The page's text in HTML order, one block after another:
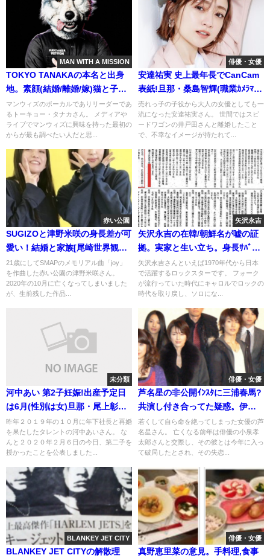
MAN WITH A MISSION
TOKYO TANAKAの本名と出身
地。素顔(結婚/離婚/嫁)猫と子供
と炎上[tattoo画像]
マンウィズのボーカルでありリーダーであ
るトーキョー・タナカさん。 メディアや
ライブでマンウィズに興味を持った最初の
からが最も調べたい人だと思...
俳優・女優
安達祐実 史上最年長でCanCam
表紙!旦那・桑島智輝(職業ｶﾒﾗﾏﾝ)
とﾗﾌﾞﾗﾌﾞ
売れっ子の子役から大人の女優としても一
流になった安達祐実さん。 世間ではスピ
ードワゴンの井戸田さんと離婚したこと
で、不幸なイメージが持たれて...
赤い公園
SUGIZOと津野米咲の身長差が可
愛い！結婚と家族[尾崎世界観と
の画像]
21歳にしてSMAPのメモリアル曲「joy」
を作曲した赤い公園の津野米咲さん。
2020年の10月に亡くなってしまいました
が、生前残した作品...
矢沢永吉
矢沢永吉の在韓/朝鮮名が嘘の証
拠。実家と生い立ち。身長ｻﾊﾞ読
みの実際
矢沢永吉さんといえば1970年代から日本
で活躍するロックスターです。 フォーク
が流行っていた時代にキャロルでロックの
時代を取り戻し、ソロにな...
未分類
河中あい 第2子妊娠!出産予定日
は6月(性別は女)旦那・尾上彰社
長(画像)
昨年２０１９年の１０月に年下社長と再婚
を果たしたタレントの河中あいさん。 な
んと２０２０年２月６日の今日、第二子を
授かったことを公表しました...
俳優・女優
芦名星の非公開ｲﾝｽﾀに三浦春馬?
共演し付き合ってた疑惑。伊勢
谷と関係
若くして自ら命を絶ってしまった女優の芦
名星さん。 亡くなる前年は俳優の小泉孝
太郎さんと交際し、その彼とは今年に入っ
て破局したとされ、その失恋...
BLANKEY JET CITY
BLANKEY JET CITYの解散理
俳優・女優
真野恵里菜の意見。手料理,食事